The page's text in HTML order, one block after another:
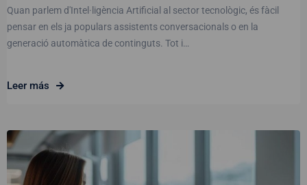
Quan parlem d'Intel·ligència Artificial al sector tecnològic, és fàcil
pensar en els ja populars assistents conversacionals o en la
generació automàtica de continguts. Tot i…
Leer más